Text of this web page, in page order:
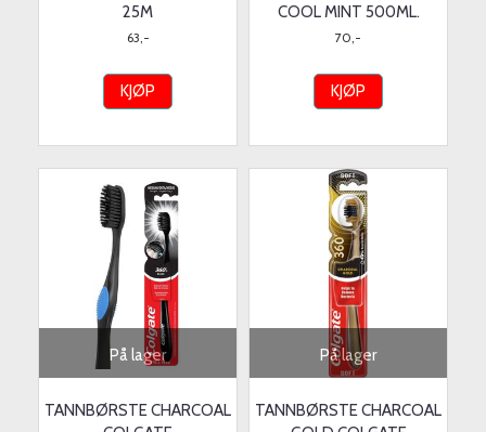
25M
63,-
KJØP
COOL MINT 500ML.
70,-
KJØP
På lager
TANNBØRSTE CHARCOAL
På lager
TANNBØRSTE CHARCOAL